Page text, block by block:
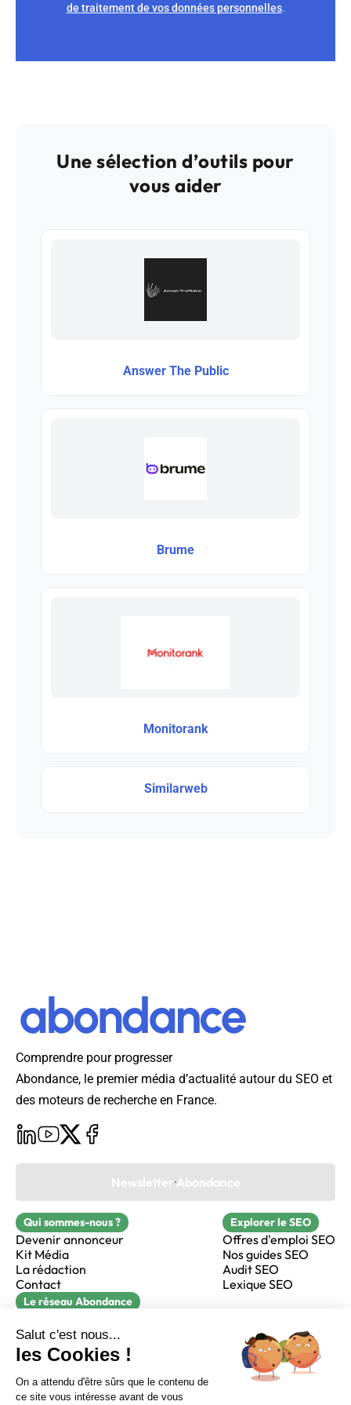
Sur LinkedIn Sur Youtube
de traitement de vos données personnelles.
Une sélection d’outils pour
vous aider
Answer The Public
Brume
Monitorank
Similarweb
Comprendre pour progresser
Abondance, le premier média d’actualité autour du SEO et
des moteurs de recherche en France.
Newsletter Abondance
Qui sommes-nous ?
Devenir annonceur
Kit Média
La rédaction
Contact
Explorer le SEO
Offres d'emploi SEO
Nos guides SEO
Audit SEO
Lexique SEO
Le réseau Abondance
Réacteur
alfie formation